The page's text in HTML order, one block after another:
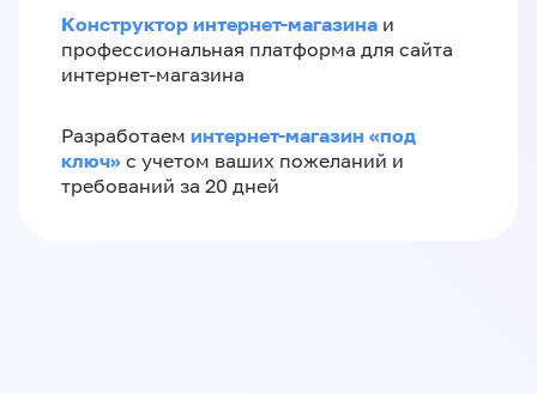
Конструктор интернет-магазина и
профессиональная платформа для сайта
интернет-магазина
Разработаем интернет-магазин «‎под
ключ»‎ с учетом ваших пожеланий и
требований за 20 дней